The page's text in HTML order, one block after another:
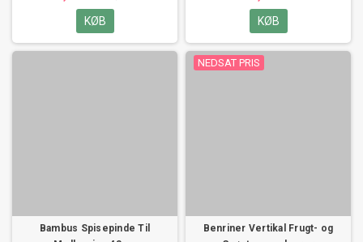
KØB KØB
Bambus Spisepinde Til
NEDSAT PRIS
Benriner Vertikal Frugt- og